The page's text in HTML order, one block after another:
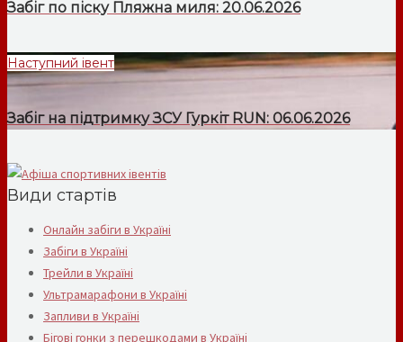
Забіг по піску Пляжна миля: 20.06.2026
Наступний івент
Забіг на підтримку ЗСУ Гуркіт RUN: 06.06.2026
Види стартів
Онлайн забіги в Україні
Забіги в Україні
Трейли в Україні
Ультрамарафони в Україні
Запливи в Україні
Бігові гонки з перешкодами в Україні